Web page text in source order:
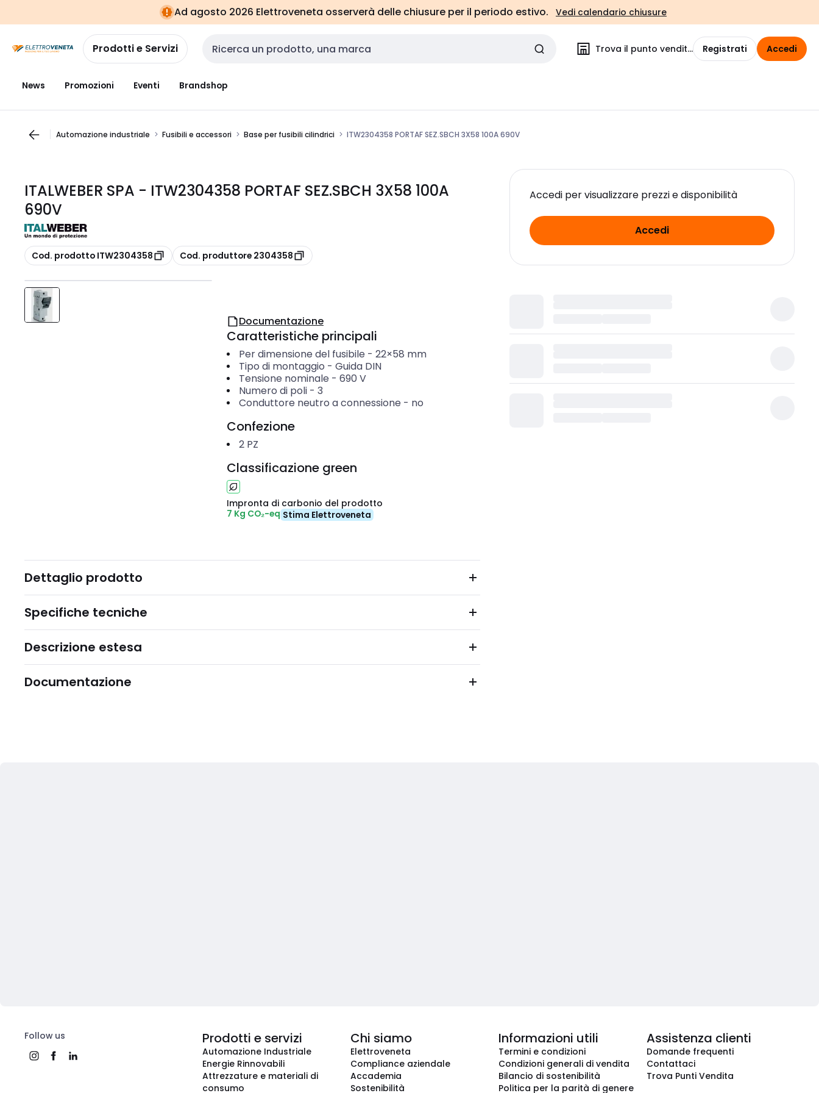
navigazionealla
pagina
Ad agosto 2026 Elettroveneta osserverà delle chiusure per il periodo estivo. Vedi calendario chiusure
Prodotti e Servizi Cerca input Trova il punto vendita Registrati Accedi
News Promozioni Eventi Brandshop
Automazione industriale Fusibili e accessori Base per fusibili cilindrici ITW2304358 PORTAF SEZ.SBCH 3X58 100A 690V
ITALWEBER SPA - ITW2304358 PORTAF SEZ.SBCH 3X58 100A
690V
copia
Cod. prodotto ITW2304358 copia
Cod. produttore 2304358
Accedi per visualizzare prezzi e disponibilità
Accedi
Documentazione
Caratteristiche principali
Per dimensione del fusibile - 22×58 mm
Tipo di montaggio - Guida DIN
Tensione nominale - 690 V
Numero di poli- 3
Conduttore neutro a connessione - no
Confezione
2 PZ
Classificazione green
Impronta di carbonio del prodotto
7 Kg CO₂-eq Stima Elettroveneta
Dettaglio prodotto
Specifiche tecniche
Descrizione estesa
Documentazione
Follow us Prodotti e servizi
Automazione Industriale
Energie Rinnovabili
Attrezzature e materiali di
consumo
Chi siamo
Elettroveneta
Compliance aziendale
Accademia
Sostenibilità
Informazioni utili
Termini e condizioni
Condizioni generali di vendita
Bilancio di sostenibilità
Politica per la parità di genere
Assistenza clienti
Domande frequenti
Contattaci
Trova Punti Vendita